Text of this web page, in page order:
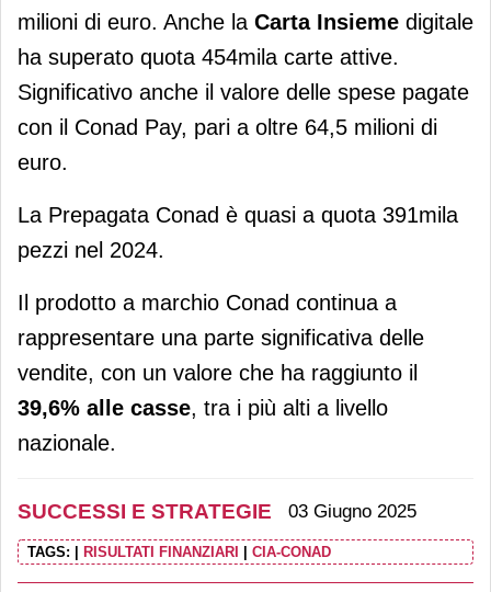
milioni di euro. Anche la Carta Insieme digitale
ha superato quota 454mila carte attive.
Significativo anche il valore delle spese pagate
con il Conad Pay, pari a oltre 64,5 milioni di
euro.
La Prepagata Conad è quasi a quota 391mila
pezzi nel 2024.
Il prodotto a marchio Conad continua a
rappresentare una parte significativa delle
vendite, con un valore che ha raggiunto il
39,6% alle casse, tra i più alti a livello
nazionale.
SUCCESSI E STRATEGIE 03 Giugno 2025
TAGS: | RISULTATI FINANZIARI | CIA-CONAD